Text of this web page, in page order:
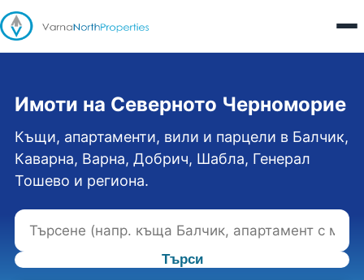
Имоти на Северното Черноморие
Къщи, апартаменти, вили и парцели в Балчик,
Каварна, Варна, Добрич, Шабла, Генерал
Тошево и региона.
Търси